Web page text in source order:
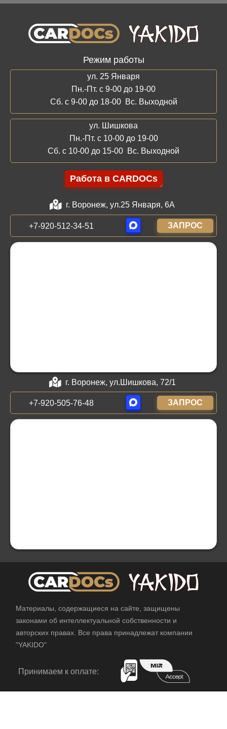
Режим работы
ул. 25 Января
Пн.-Пт. с 9-00 до 19-00
Сб. с 9-00 до 18-00 Вс. Выходной
ул. Шишкова
Пн.-Пт. с 10-00 до 19-00
Сб. с 10-00 до 15-00 Вс. Выходной
Работа в CARDOCs
г. Воронеж, ул.25 Января, 6А
+7-920-512-34-51 ЗАПРОС
г. Воронеж, ул.Шишкова, 72/1
+7-920-505-76-48 ЗАПРОС
Материалы, содержащиеся на сайте, защищены
законами об интеллектуальной собственности и
авторских правах. Все права принадлежат компании
"YAKIDO"
Принимаем к оплате: